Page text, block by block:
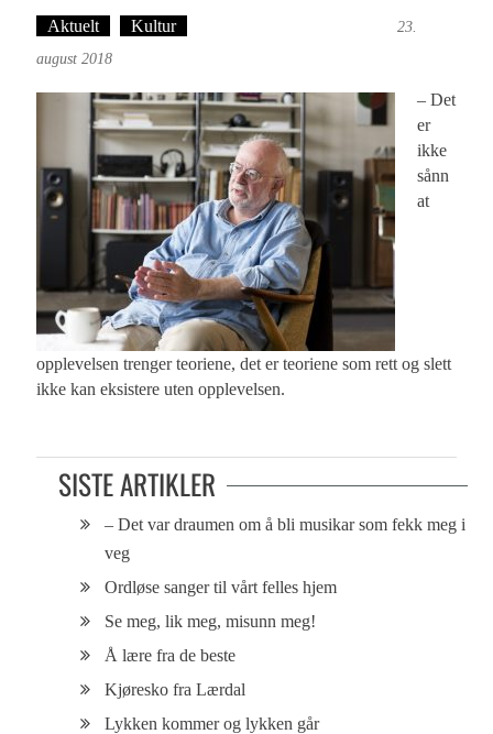
Aktuelt Kultur
23.
august 2018
– Det
er
ikke
sånn
at
opplevelsen trenger teoriene, det er teoriene som rett og slett
ikke kan eksistere uten opplevelsen.
SISTE ARTIKLER
– Det var draumen om å bli musikar som fekk meg i
veg
Ordløse sanger til vårt felles hjem
Se meg, lik meg, misunn meg!
Å lære fra de beste
Kjøresko fra Lærdal
Lykken kommer og lykken går